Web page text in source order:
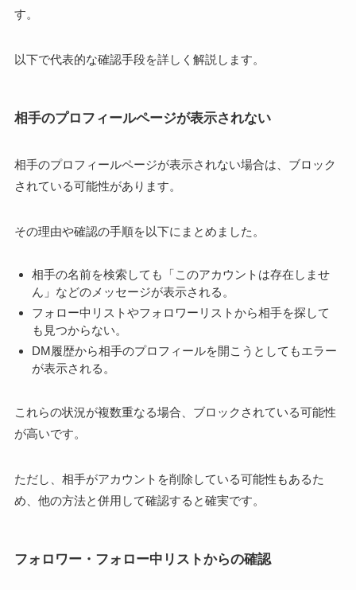
す。
以下で代表的な確認手段を詳しく解説します。
相手のプロフィールページが表示されない
相手のプロフィールページが表示されない場合は、ブロック
されている可能性があります。
その理由や確認の手順を以下にまとめました。
相手の名前を検索しても「このアカウントは存在しませ
ん」などのメッセージが表示される。
フォロー中リストやフォロワーリストから相手を探して
も見つからない。
DM履歴から相手のプロフィールを開こうとしてもエラー
が表示される。
これらの状況が複数重なる場合、ブロックされている可能性
が高いです。
ただし、相手がアカウントを削除している可能性もあるた
め、他の方法と併用して確認すると確実です。
フォロワー・フォロー中リストからの確認